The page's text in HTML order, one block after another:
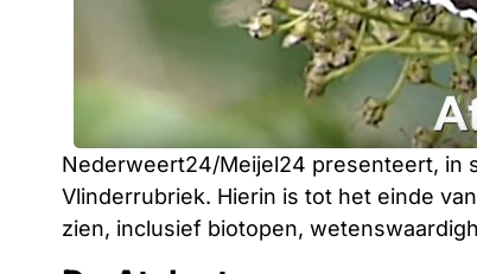
Nederweert24/Meijel24 presenteert, in
Vlinderrubriek. Hierin is tot het einde
zien, inclusief biotopen,